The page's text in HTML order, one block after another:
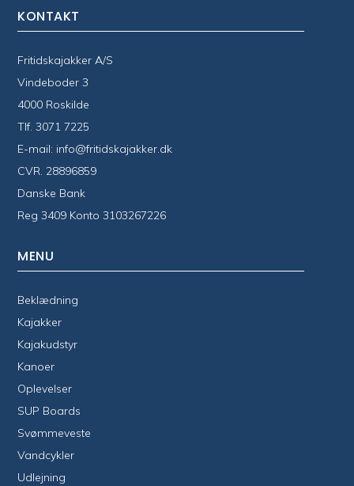
KONTAKT
Fritidskajakker A/S
Vindeboder 3
4000 Roskilde
Tlf.3071 7225
E-mail: info@fritidskajakker.dk
CVR. 28896859
Danske Bank
Reg 3409 Konto 3103267226
MENU
Beklædning
Kajakker
Kajakudstyr
Kanoer
Oplevelser
SUP Boards
Svømmeveste
Vandcykler
Udlejning